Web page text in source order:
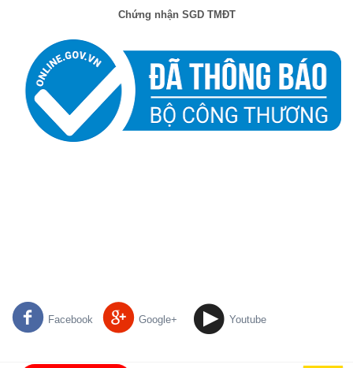
Chứng nhận SGD TMĐT
Facebook Google+ Youtube